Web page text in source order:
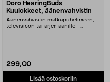
Doro HearingBuds
Kuulokkeet, äänenvahvistin
Äänenvahvistin matkapuhelimeen,
televisioon tai arjen äänille –
299,00
Lisää ostoskoriin